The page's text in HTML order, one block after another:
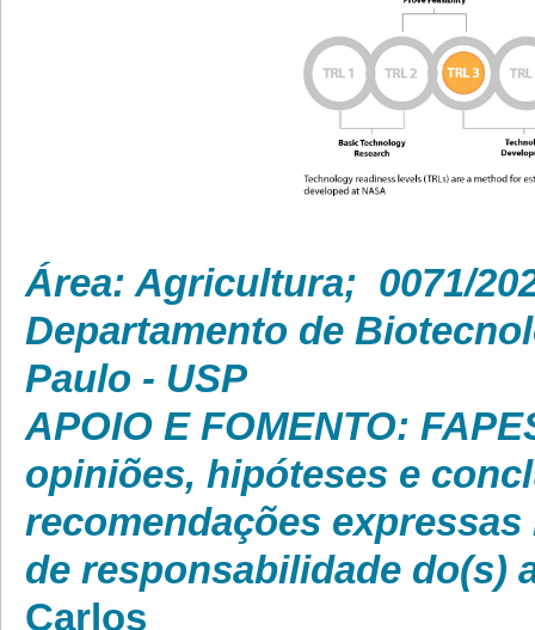
Área:
Departamento de
Paulo - USP
APOIO E FOMENTO:
opiniões, hipóteses e
recomendações
de responsabilidade do(s)
Carlos